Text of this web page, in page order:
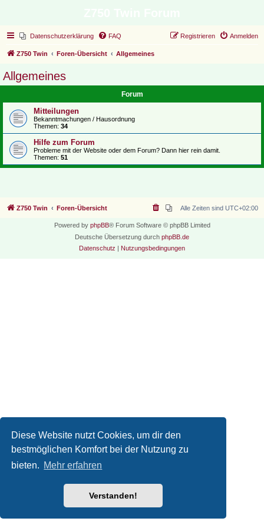
Diese Website nutzt Cookies, um dir den
bestmöglichen Komfort bei der Nutzung zu
bieten. Mehr erfahren
Verstanden!
Datenschutzerklärung FAQ Anmelden
Registrieren
Z750 Twin Foren-Übersicht Allgemeines
Allgemeines
Forum
Mitteilungen
Bekanntmachungen / Hausordnung
Themen: 34
Hilfe zum Forum
Probleme mit der Website oder dem Forum? Dann hier rein damit.
Themen: 51
Z750 Twin Foren-Übersicht Alle Zeiten sind UTC+02:00
Powered by phpBB® Forum Software © phpBB Limited
Deutsche Übersetzung durch phpBB.de
Datenschutz | Nutzungsbedingungen